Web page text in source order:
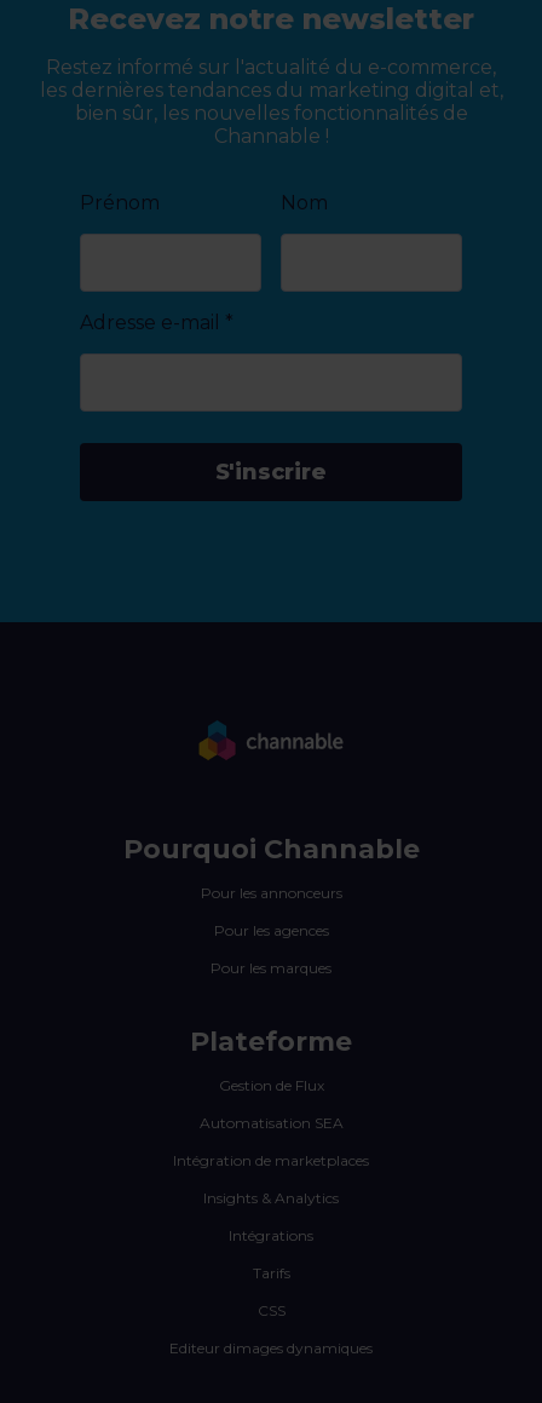
Recevez notre newsletter
Restez informé sur l'actualité du e-commerce,
les dernières tendances du marketing digital et,
bien sûr, les nouvelles fonctionnalités de
Channable !
Prénom Nom
Adresse e-mail *
S'inscrire
Pourquoi Channable
Pour les annonceurs
Pour les agences
Pour les marques
Plateforme
Gestion de Flux
Automatisation SEA
Intégration de marketplaces
Insights & Analytics
Intégrations
Tarifs
CSS
Editeur dimages dynamiques